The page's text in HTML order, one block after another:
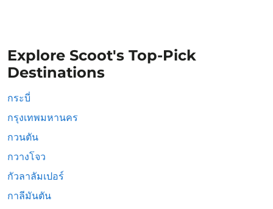
Explore Scoot's Top-Pick
Destinations
กระบี่
กรุงเทพมหานคร
กวนตัน
กวางโจว
กัวลาลัมเปอร์
กาลีมันตัน